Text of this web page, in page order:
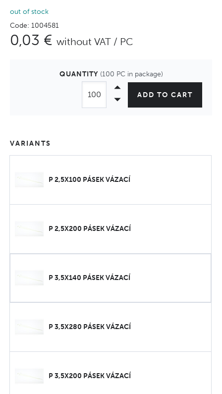
out of stock
Code: 1004581
0,03 € without VAT / PC
QUANTITY (100 PC in package)
ADD TO CART
VARIANTS
P 2,5X100 PÁSEK VÁZACÍ
P 2,5X200 PÁSEK VÁZACÍ
P 3,5X140 PÁSEK VÁZACÍ
P 3,5X280 PÁSEK VÁZACÍ
P 3,5X200 PÁSEK VÁZACÍ